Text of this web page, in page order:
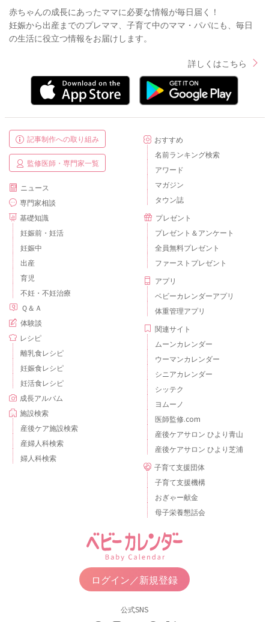
赤ちゃんの成長にあったママに必要な情報が毎日届く！
妊娠から出産までのプレママ、子育て中のママ・パパにも、毎日
の生活に役立つ情報をお届けします。
詳しくはこちら
記事制作への取り組み
監修医師・専門家一覧
ニュース
専門家相談
基礎知識
妊娠前・妊活
妊娠中
出産
育児
不妊・不妊治療
Ｑ＆Ａ
体験談
レシピ
離乳食レシピ
妊娠食レシピ
妊活食レシピ
成長アルバム
施設検索
産後ケア施設検索
産婦人科検索
婦人科検索
おすすめ
名前ランキング検索
アワード
マガジン
タウン誌
プレゼント
プレゼント＆アンケート
全員無料プレゼント
ファーストプレゼント
アプリ
ベビーカレンダーアプリ
体重管理アプリ
関連サイト
ムーンカレンダー
ウーマンカレンダー
シニアカレンダー
シッテク
ヨムーノ
医師監修.com
産後ケアサロン ひより青山
産後ケアサロン ひより芝浦
子育て支援団体
子育て支援機構
おぎゃー献金
母子栄養懇話会
ログイン／新規登録
公式SNS